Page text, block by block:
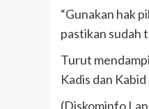
“Gunakan hak
pastikan sudah
Turut
Kadis dan
(Diskominfo